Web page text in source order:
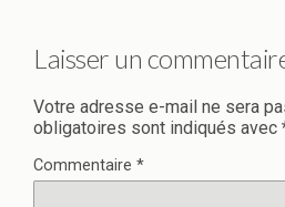
Laisser un
Votre adresse e-mail ne sera
obligatoires sont indiqués avec
Commentaire *